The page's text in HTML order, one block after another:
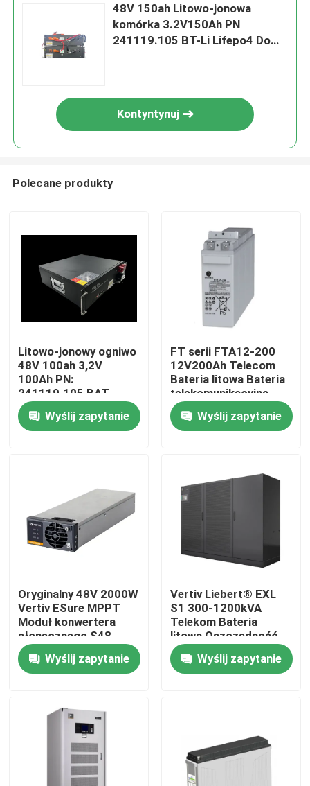
Dom
O nas
Produkty
zewnętrzna szafa telekomunikacyjna
Szafa na sprzęt telekomunikacyjny
Sterowanie sieciowego serwera
Telekomunikacyjne systemy zasilania prądem stałym
48V 150ah Litowo-jonowa
komórka 3.2V150Ah PN
241119.105 BT-Li Lifepo4 Do
Kontyntynuj
Polecane produkty
Litowo-jonowy ogniwo
48V 100ah 3,2V
100Ah PN:
241119.105 BAT
Lifepo4 dla łączności
sieciowej
obsługiwanej
Wyślij zapytanie
FT serii FTA12-200
12V200Ah Telecom
Bateria litowa Bateria
telekomunikacyjna
Wyślij zapytanie
Oryginalny 48V 2000W
Vertiv ESure MPPT
Moduł konwertera
słonecznego S48-
2000e3
Wyślij zapytanie
Vertiv Liebert® EXL
S1 300-1200kVA
Telekom Bateria
litowa Oszczędność
miejsca
Wyślij zapytanie